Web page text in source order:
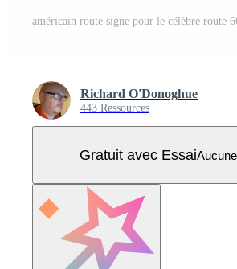
Richard O'Donoghue
443 Ressources
Gratuit avec Essai